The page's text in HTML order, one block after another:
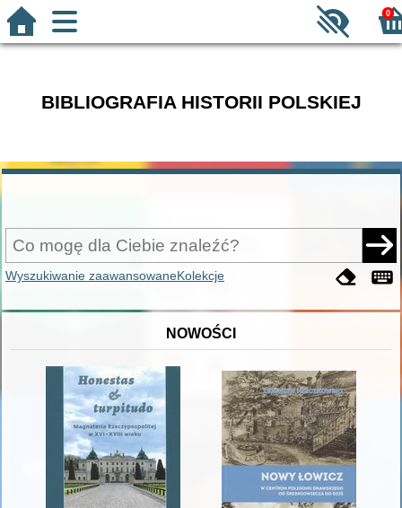
0
BIBLIOGRAFIA HISTORII POLSKIEJ
Wyszukiwanie zaawansowaneKolekcje
NOWOŚCI